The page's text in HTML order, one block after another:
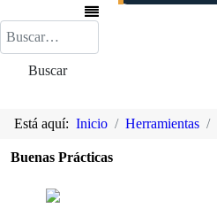
Buscar
Buscar
Está aquí: Inicio Herramientas
Buenas Prácticas